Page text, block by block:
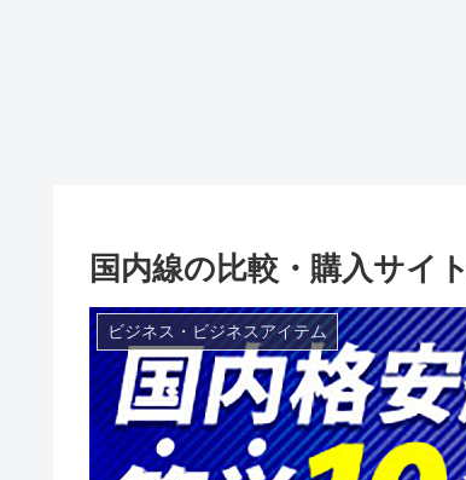
国内線の比較・購入サイ
ビジネス・ビジネスアイテム